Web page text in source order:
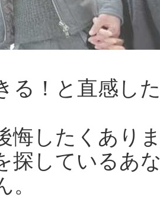
る！と直感し
悔したくあり
探しているあ
。